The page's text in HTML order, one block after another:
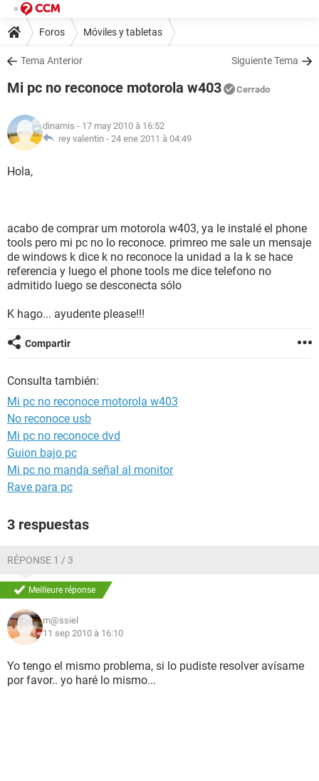
Foros Móviles y tabletas
Tema Anterior Siguiente Tema
Mi pc no reconoce motorola w403 Cerrado
dinamis - 17 may 2010 à 16:52
rey valentin - 24 ene 2011 à 04:49
Hola,
acabo de comprar um motorola w403, ya le instalé el phone
tools pero mi pc no lo reconoce. primreo me sale un mensaje
de windows k dice k no reconoce la unidad a la k se hace
referencia y luego el phone tools me dice telefono no
admitido luego se desconecta sólo
K hago... ayudente please!!!
Compartir
Consulta también:
Mi pc no reconoce motorola w403
No reconoce usb
Mi pc no reconoce dvd
Guion bajo pc
Mi pc no manda señal al monitor
Rave para pc
3 respuestas
RÉPONSE 1 / 3
Meilleure réponse
m@ssiel
11 sep 2010 à 16:10
Yo tengo el mismo problema, si lo pudiste resolver avísame
por favor.. yo haré lo mismo...